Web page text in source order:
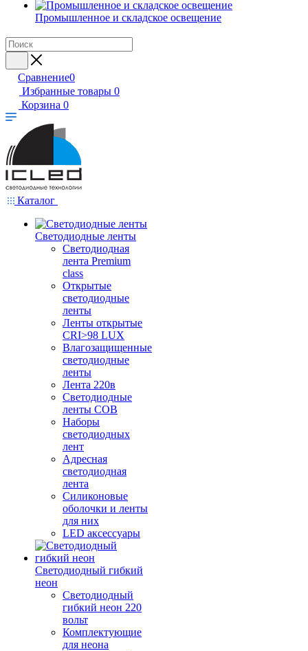
Промышленное и складское освещение
Сравнение0
Избранные товары 0
Корзина 0
Каталог
Светодиодные ленты
Светодиодная
лента Premium
class
Открытые
светодиодные
ленты
Ленты открытые
CRI>98 LUX
Влагозащищенные
светодиодные
ленты
Лента 220в
Светодиодные
ленты COB
Наборы
светодиодных
лент
Адресная
светодиодная
лента
Силиконовые
оболочки и ленты
для них
LED аксессуары
Светодиодный гибкий
неон
Светодиодный
гибкий неон 220
вольт
Комплектующие
для неона